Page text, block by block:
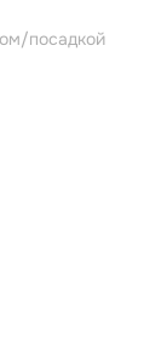
посадкой